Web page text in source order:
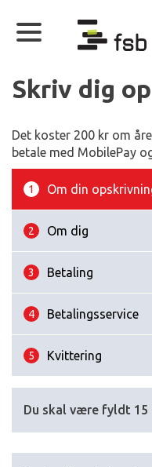
Skriv dig op
Det koster 200 kr om
betale med MobilePay
1 Om din
2 Om dig
3 Betaling
4 Betalingsservice
5 Kvittering
Du skal være fyldt 15